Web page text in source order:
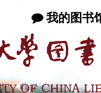
我的图书